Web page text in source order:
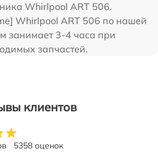
Whirlpool ART 506.
Whirlpool ART 506 по нашей
занимает 3-4 часа при
запчастей.
клиентов
5358 оценок